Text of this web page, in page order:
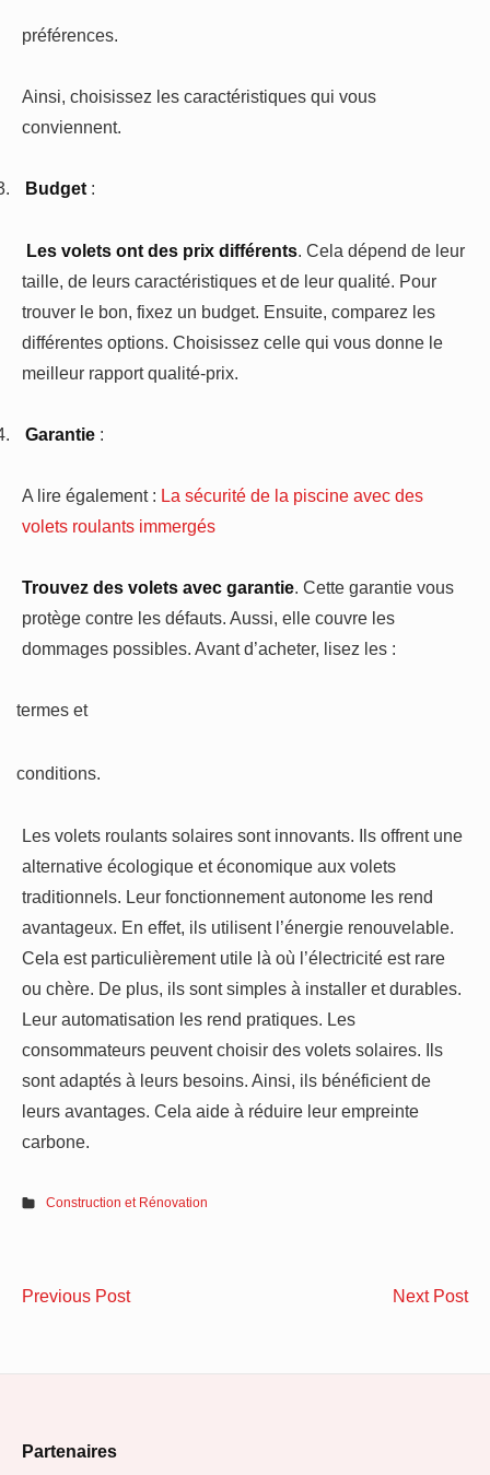
préférences.
Ainsi, choisissez les caractéristiques qui vous
conviennent.
Budget :
Les volets ont des prix différents . Cela dépend de leur
taille, de leurs caractéristiques et de leur qualité. Pour
trouver le bon, fixez un budget. Ensuite, comparez les
différentes options. Choisissez celle qui vous donne le
meilleur rapport qualité-prix.
Garantie :
A lire également : La sécurité de la piscine avec des
volets roulants immergés
Trouvez des volets avec garantie. Cette garantie vous
protège contre les défauts. Aussi, elle couvre les
dommages possibles. Avant d’acheter, lisez les :
termes et
conditions.
Les volets roulants solaires sont innovants. Ils offrent une
alternative écologique et économique aux volets
traditionnels. Leur fonctionnement autonome les rend
avantageux. En effet, ils utilisent l’énergie renouvelable.
Cela est particulièrement utile là où l’électricité est rare
ou chère. De plus, ils sont simples à installer et durables.
Leur automatisation les rend pratiques. Les
consommateurs peuvent choisir des volets solaires. Ils
sont adaptés à leurs besoins. Ainsi, ils bénéficient de
leurs avantages. Cela aide à réduire leur empreinte
carbone.
Construction et Rénovation
Navigation
Previous PostConseils
Next Post
Partenaires